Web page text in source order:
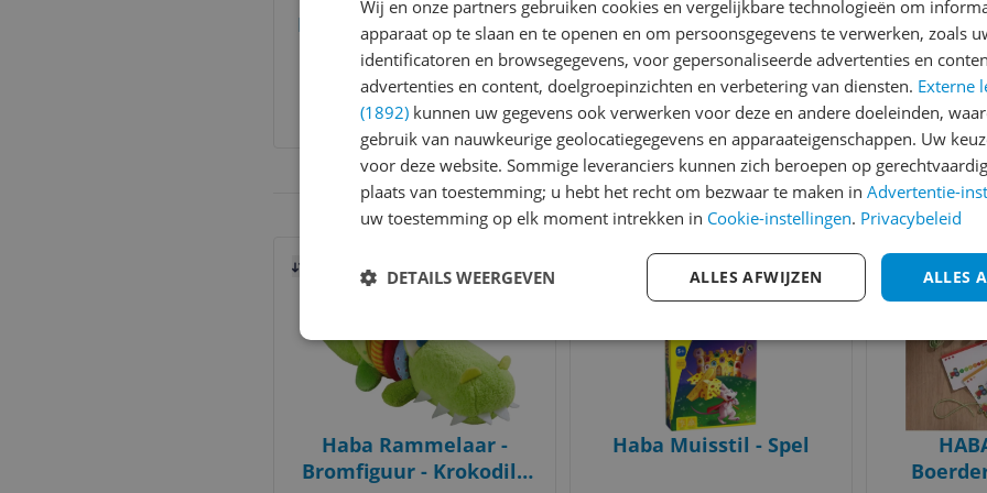
Mes premiers jeux - Les
bobos des animaux
€ 51,40
Bekijk meer informatie
Junior - 21 delig
v.a. € 22,74 -12%
2 prijzen
Ga naar goedkoopste
en
Jaar -
Bekijk
Gecontroleerde reviews Betrouwbare
Vergelijken
Haba Rammelaar -
Bromfiguur - Krokodil -
Vergelijken
Haba Muisstil - Spel
Bekijk product Bekijk product
Wij en onze partners gebruiken cookies en vergelijkbare technologieën om
apparaat op te slaan en te openen en om persoonsgegevens te verwerken, zoals
identificatoren en browsegegevens, voor gepersonaliseerde advertenties en
advertenties en content, doelgroepinzichten en verbetering van diensten. Externe
(1892) kunnen uw gegevens ook verwerken voor deze en andere doeleinden,
gebruik van nauwkeurige geolocatiegegevens en apparaateigenschappen. Uw
voor deze website. Sommige leveranciers kunnen zich beroepen op
plaats van toestemming; u hebt het recht om bezwaar te maken in Advertentie-
uw toestemming op elk moment intrekken in Cookie-instellingen. Privacybeleid
ALLES
ALLES AFWIJZEN
DETAILS WEERGEVEN